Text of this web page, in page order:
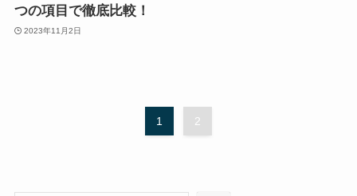
つの項目で徹底比較！
2023年11月2日
1 2